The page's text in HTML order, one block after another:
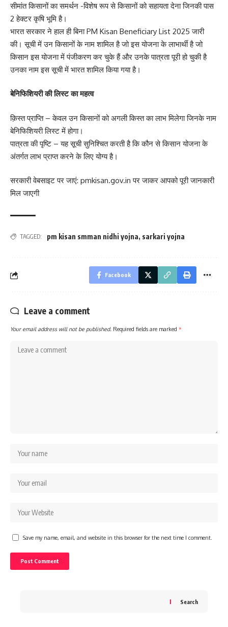
सीमांत किसानों का समर्थन -विशेष रूप से किसानों को सहायता देना जिनकी पास
2 हेक्टर कृषि भूमि है।
भारत सरकार ने हाल ही बिना PM Kisan Beneficiary List 2025 जारी
की। सूची में उन किसानों के नाम शामिल है जो इस योजना के लाभार्थी है जो
किसान इस योजना में पंजीकरण कर चुके हैं और उनके पात्रता पूरी हो चुकी है
उनका नाम इस सूची में भारत शामिल किया गया है।
बेनिफिशियरी की लिस्ट का महत्व
क़िस्त प्राप्ति – केवल उन किसानों को अगली किस्त का लाभ मिलेगा जिनके नाम
बेनिफिशियरी लिस्ट में होगा।
पात्रता की पृष्टि – यह सूची सुनिश्चित करती है कि कौन से किसान योजना के
अंतर्गत लाभ प्राप्त करने के लिए योग्य है।
सरकारी वेबसाइट पर जाएं: pmkisan.gov.inपर जाकर आपको पूरी जानकारी
मिल जाएगी
TAGGED: pm kisan smman nidhi yojna, sarkari yojna
Facebook
Leave a comment
Your email address will not be published. Required fields are marked *
Save my name, email, and website in this browser for the next time I comment.
Search